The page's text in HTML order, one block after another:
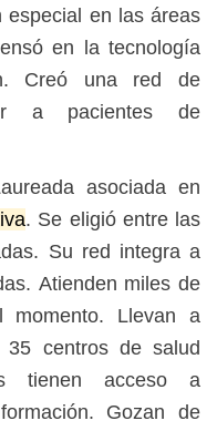
especial en las áreas
en la tecnología
Creó una red de
a pacientes de
asociada en
. Se eligió entre las
Su red integra a
Atienden miles de
momento. Llevan a
centros de salud
tienen acceso a
Gozan de